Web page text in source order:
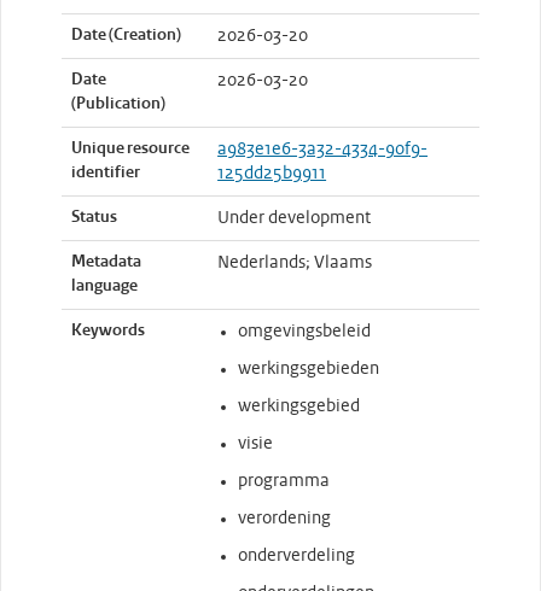
Date (Creation) 2026-03-20
Date
(Publication)
2026-03-20
Unique resource
identifier
a983e1e6-3a32-4334-90f9-
125dd25b9911
Status Under development
Metadata
language
Nederlands; Vlaams
Keywords omgevingsbeleid
werkingsgebieden
werkingsgebied
visie
programma
verordening
onderverdeling